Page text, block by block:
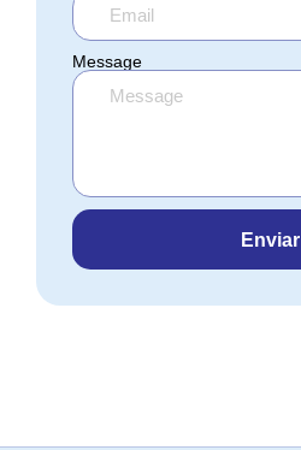
Message
Enviar